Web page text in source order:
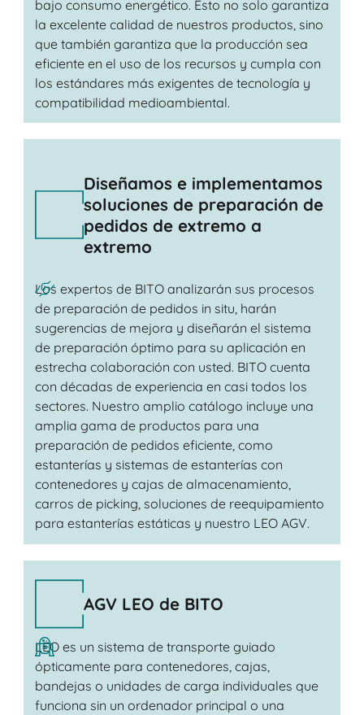
bajo consumo energético. Esto no solo garantiza
la excelente calidad de nuestros productos, sino
que también garantiza que la producción sea
eficiente en el uso de los recursos y cumpla con
los estándares más exigentes de tecnología y
compatibilidad medioambiental.
Diseñamos e implementamos
soluciones de preparación de
pedidos de extremo a
extremo
Los expertos de BITO analizarán sus procesos
de preparación de pedidos in situ, harán
sugerencias de mejora y diseñarán el sistema
de preparación óptimo para su aplicación en
estrecha colaboración con usted. BITO cuenta
con décadas de experiencia en casi todos los
sectores. Nuestro amplio catálogo incluye una
amplia gama de productos para una
preparación de pedidos eficiente, como
estanterías y sistemas de estanterías con
contenedores y cajas de almacenamiento,
carros de picking, soluciones de reequipamiento
para estanterías estáticas y nuestro LEO AGV.
AGV LEO de BITO
LEO es un sistema de transporte guiado
ópticamente para contenedores, cajas,
bandejas o unidades de carga individuales que
funciona sin un ordenador principal o una